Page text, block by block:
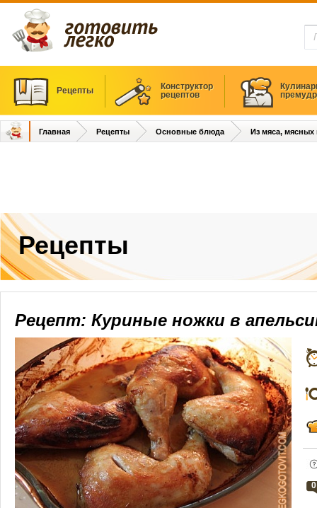
Рецепты
Конструктор
рецептов
Главная Рецепты Основные блюда Из мяса, мясных
Рецепты
Рецепт: Куриные ножки в
0